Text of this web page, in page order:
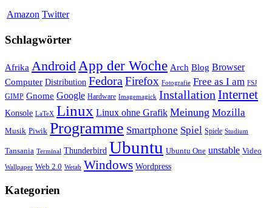
Amazon Twitter
Schlagwörter
Afrika Android App der Woche Arch Blog Browser
Computer Distribution Fedora Firefox Fotografie Free as I am FSJ
GIMP Gnome Google Hardware Imagemagick Installation Internet
Konsole LaTeX Linux Linux ohne Grafik Meinung Mozilla
Musik Piwik Programme Smartphone Spiel Spiele Studium
Tansania Terminal Thunderbird Ubuntu Ubuntu One unstable Video
Wallpaper Web 2.0 Wetab Windows Wordpress
Kategorien